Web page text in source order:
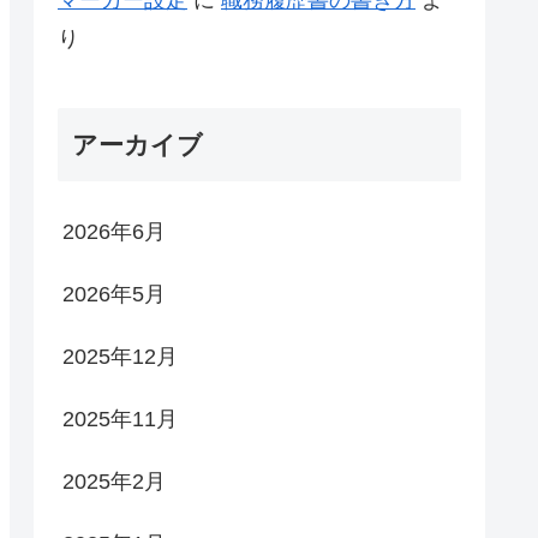
り
アーカイブ
2026年6月
2026年5月
2025年12月
2025年11月
2025年2月